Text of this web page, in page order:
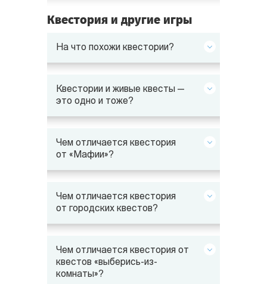
Квестория и другие игры
На что похожи квестории?
Квестории и живые квесты —
это одно и тоже?
Чем отличается квестория
от «Мафии»?
Чем отличается квестория
от городских квестов?
Чем отличается квестория от
квестов «выберись-из-
комнаты»?